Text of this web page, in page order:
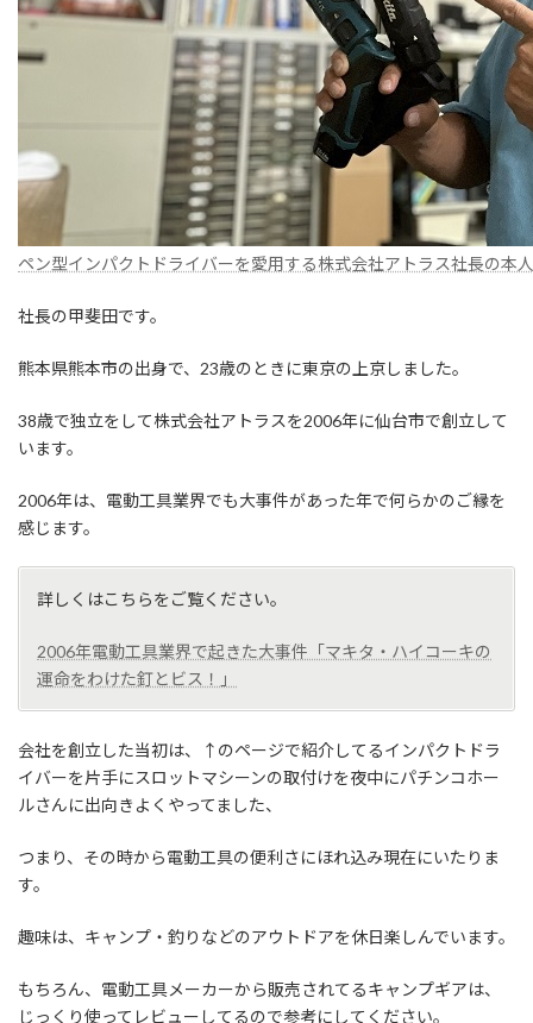
ペン型インパクトドライバーを愛用する株式会社アトラス社長の本
社長の甲斐田です。
熊本県熊本市の出身で、23歳のときに東京の上京しました。
38歳で独立をして株式会社アトラスを2006年に仙台市で創立して
います。
2006年は、電動工具業界でも大事件があった年で何らかのご縁を
感じます。
詳しくはこちらをご覧ください。
2006年電動工具業界で起きた大事件「マキタ・ハイコーキの
運命をわけた釘とビス！」
会社を創立した当初は、↑のページで紹介してるインパクトドラ
イバーを片手にスロットマシーンの取付けを夜中にパチンコホー
ルさんに出向きよくやってました、
つまり、その時から電動工具の便利さにほれ込み現在にいたりま
す。
趣味は、キャンプ・釣りなどのアウトドアを休日楽しんでいます。
もちろん、電動工具メーカーから販売されてるキャンプギアは、
じっくり使ってレビューしてるので参考にしてください。